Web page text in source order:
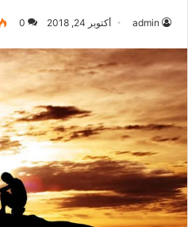
admin أكتوبر 24, 2018 0